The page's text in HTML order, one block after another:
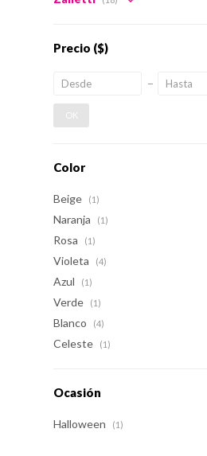
Precio ($)
OK
Color
Beige (1)
Naranja (1)
Rosa (1)
Violeta (4)
Azul (1)
Verde (1)
Blanco (4)
Celeste (1)
Ocasión
Halloween (1)